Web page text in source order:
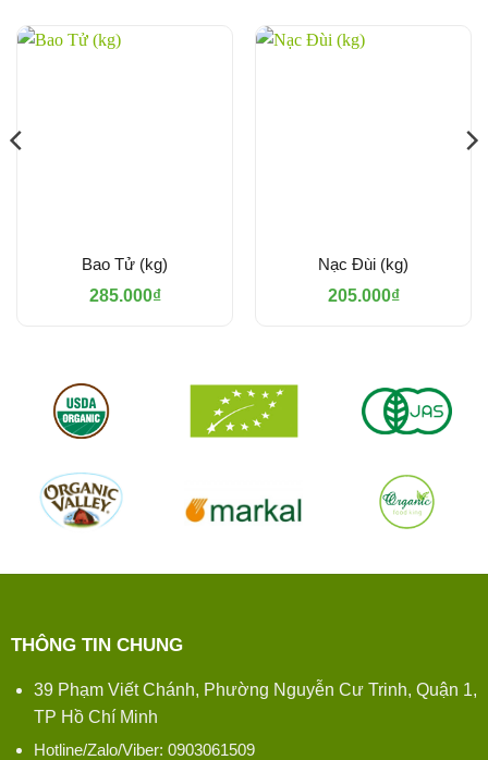
Bao Tử (kg)
285.000₫
Nạc Đùi (kg)
205.000₫
THÔNG TIN CHUNG
39 Phạm Viết Chánh, Phường Nguyễn Cư Trinh, Quận 1,
TP Hồ Chí Minh
Hotline/Zalo/Viber: 0903061509